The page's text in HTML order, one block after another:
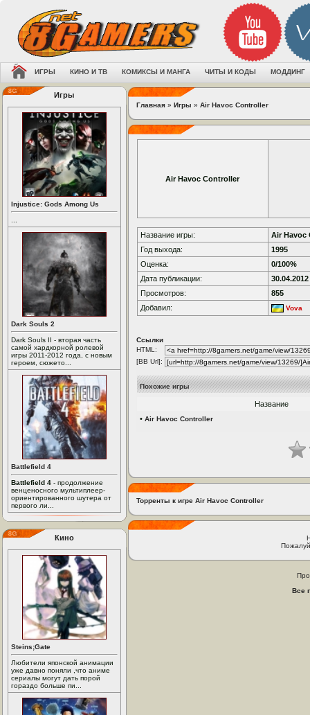
ИГРЫ КИНО И ТВ КОМИКСЫ И МАНГА ЧИТЫ И КОДЫ МОДДИНГ
Игры
Injustice: Gods Among Us
Dark Souls 2
Dark Souls II - вторая часть
самой хардкорной ролевой
игры 2011-2012 года, с новым
героем, сюжето...
Battlefield 4
Battlefield 4 - продолжение
венценосного мультиплеер-
ориентированного шутера от
первого ли...
Кино
Steins;Gate
Любители японской анимации
уже давно поняли ,что аниме
сериалы могут дать порой
гораздо больше пи...
Главная » Игры » Air Havoc Controller
Air Havoc Controller
Название игры:
Air Havoc
Год выхода:
1995
Оценка:
0/100%
Дата публикации:
30.04.2012
Просмотров:
855
Добавил:
Vova
Ссылки
HTML:
[BB Url]:
Похожие игры
Название
• Air Havoc Controller
Торренты к игре Air Havoc Controller
Все